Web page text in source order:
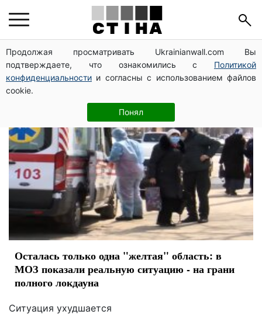
Продолжая просматривать Ukrainianwall.com Вы
подтверждаете, что ознакомились с Политикой
конфиденциальности и согласны с использованием файлов
cookie.
Понял
Минздрав
Осталась только одна "желтая" область: в
МОЗ показали реальную ситуацию - на грани
полного локдауна
Ситуация ухудшается